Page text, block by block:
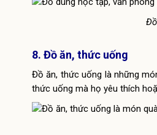
8. Đồ ăn, thức uống
Đồ ăn, thức uống là những
thức uống mà họ yêu thích